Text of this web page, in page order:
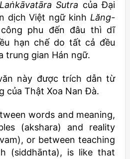
ṅkāvatāra Sutra của Đại
dịch Việt ngữ kinh Lăng-
phu đến đâu thì dĩ
hạn chế do tất cả đều
trung gian Hán ngữ.
này được trích dẫn từ
của Thật Xoa Nan Đà.
words and meaning,
(akshara) and reality
or between teaching
(siddhānta), is like that